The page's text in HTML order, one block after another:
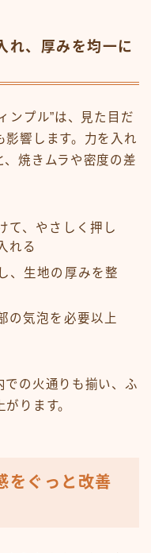
れ、厚みを均一に
ンプル”は、見た目だ
影響します。力を入れ
焼きムラや密度の差
て、やさしく押し
れる
、生地の厚みを整
の気泡を必要以上
での火通りも揃い、ふ
ります。
をぐっと改善